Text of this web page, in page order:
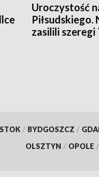
Uroczystość
Piłsudskiego.
zasilili
/ BYDGOSZCZ /
OLSZTYN / OPOLE /